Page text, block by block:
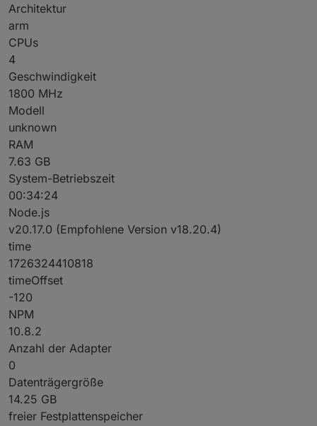
Architektur
arm
CPUs
4
Geschwindigkeit
1800 MHz
Modell
unknown
RAM
7.63 GB
System-Betriebszeit
00:34:24
Node.js
v20.17.0 (Empfohlene Version v18.20.4)
time
1726324410818
timeOffset
-120
NPM
10.8.2
Anzahl der Adapter
0
Datenträgergröße
14.25 GB
freier Festplattenspeicher